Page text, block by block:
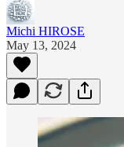
Michi HIROSE
May 13, 2024